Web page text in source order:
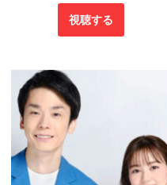
視聴する